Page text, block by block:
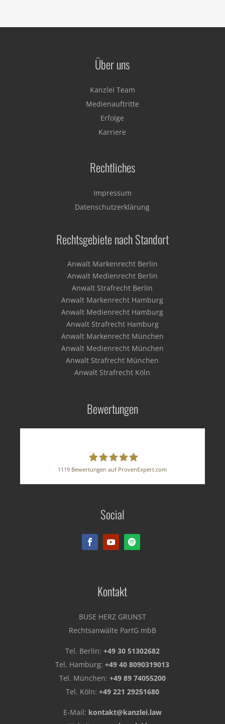
Über uns
Kanzlei Team
Medienauftritte
Erfolge
Karriere
Rechtliches
Impressum
Datenschutzerklärung
Rechtsgebiete nach Standort
Anwalt Markenrecht Berlin
Anwalt Medienrecht Berlin
Anwalt Strafrecht Berlin
Anwalt Markenrecht Hamburg
Anwalt Medienrecht Hamburg
Anwalt Strafrecht Hamburg
Anwalt Markenrecht München
Anwalt Medienrecht München
Anwalt Strafrecht München
Anwalt Strafrecht Köln
Bewertungen
BUSE HERZ GRUNST
Rechtsanwälte PartG mbB
1119 Bewertungen auf ProvenExpert.com
Social
Kontakt
BUSE HERZ GRUNST
Rechtsanwälte PartG mbB
Tel. Berlin: +49 30 51302682
Tel. Hamburg:+49 40 8090319013
Tel. München: +49 89 74055200
Tel. Köln: +49 221 29251680
E-Mail: kontakt@kanzlei.law